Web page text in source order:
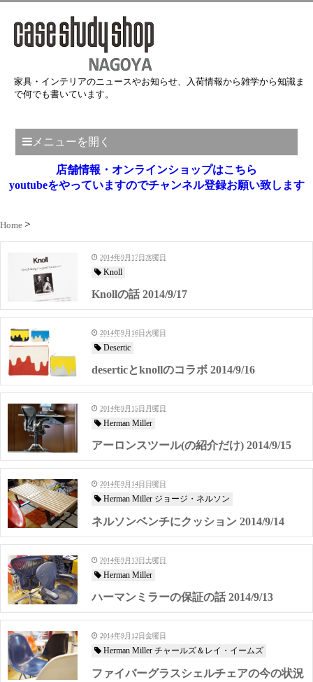
家具・インテリアのニュースやお知らせ、入荷情報から雑学から知識ま
で何でも書いています。
メニューを開く
店舗情報・オンラインショップはこちら
youtubeをやっていますのでチャンネル登録お願い致します
Home
2014年9月17日水曜日
Knoll
Knollの話 2014/9/17
2014年9月16日火曜日
Desertic
deserticとknollのコラボ 2014/9/16
2014年9月15日月曜日
Herman Miller
アーロンスツール(の紹介だけ) 2014/9/15
2014年9月14日日曜日
Herman Miller ジョージ・ネルソン
ネルソンベンチにクッション 2014/9/14
2014年9月13日土曜日
Herman Miller
ハーマンミラーの保証の話 2014/9/13
2014年9月12日金曜日
Herman Miller チャールズ＆レイ・イームズ
ファイバーグラスシェルチェアの今の状況